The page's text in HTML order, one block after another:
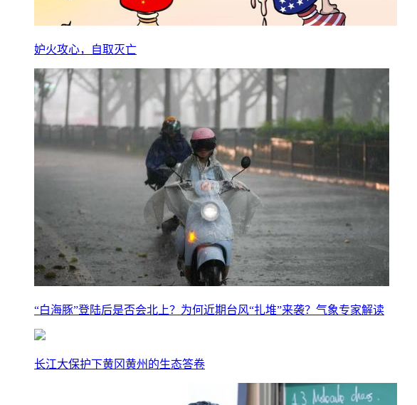
妒火攻心，自取灭亡
“白海豚”登陆后是否会北上？为何近期台风“扎堆”来袭？气象专家解读
长江大保护下黄冈黄州的生态答卷